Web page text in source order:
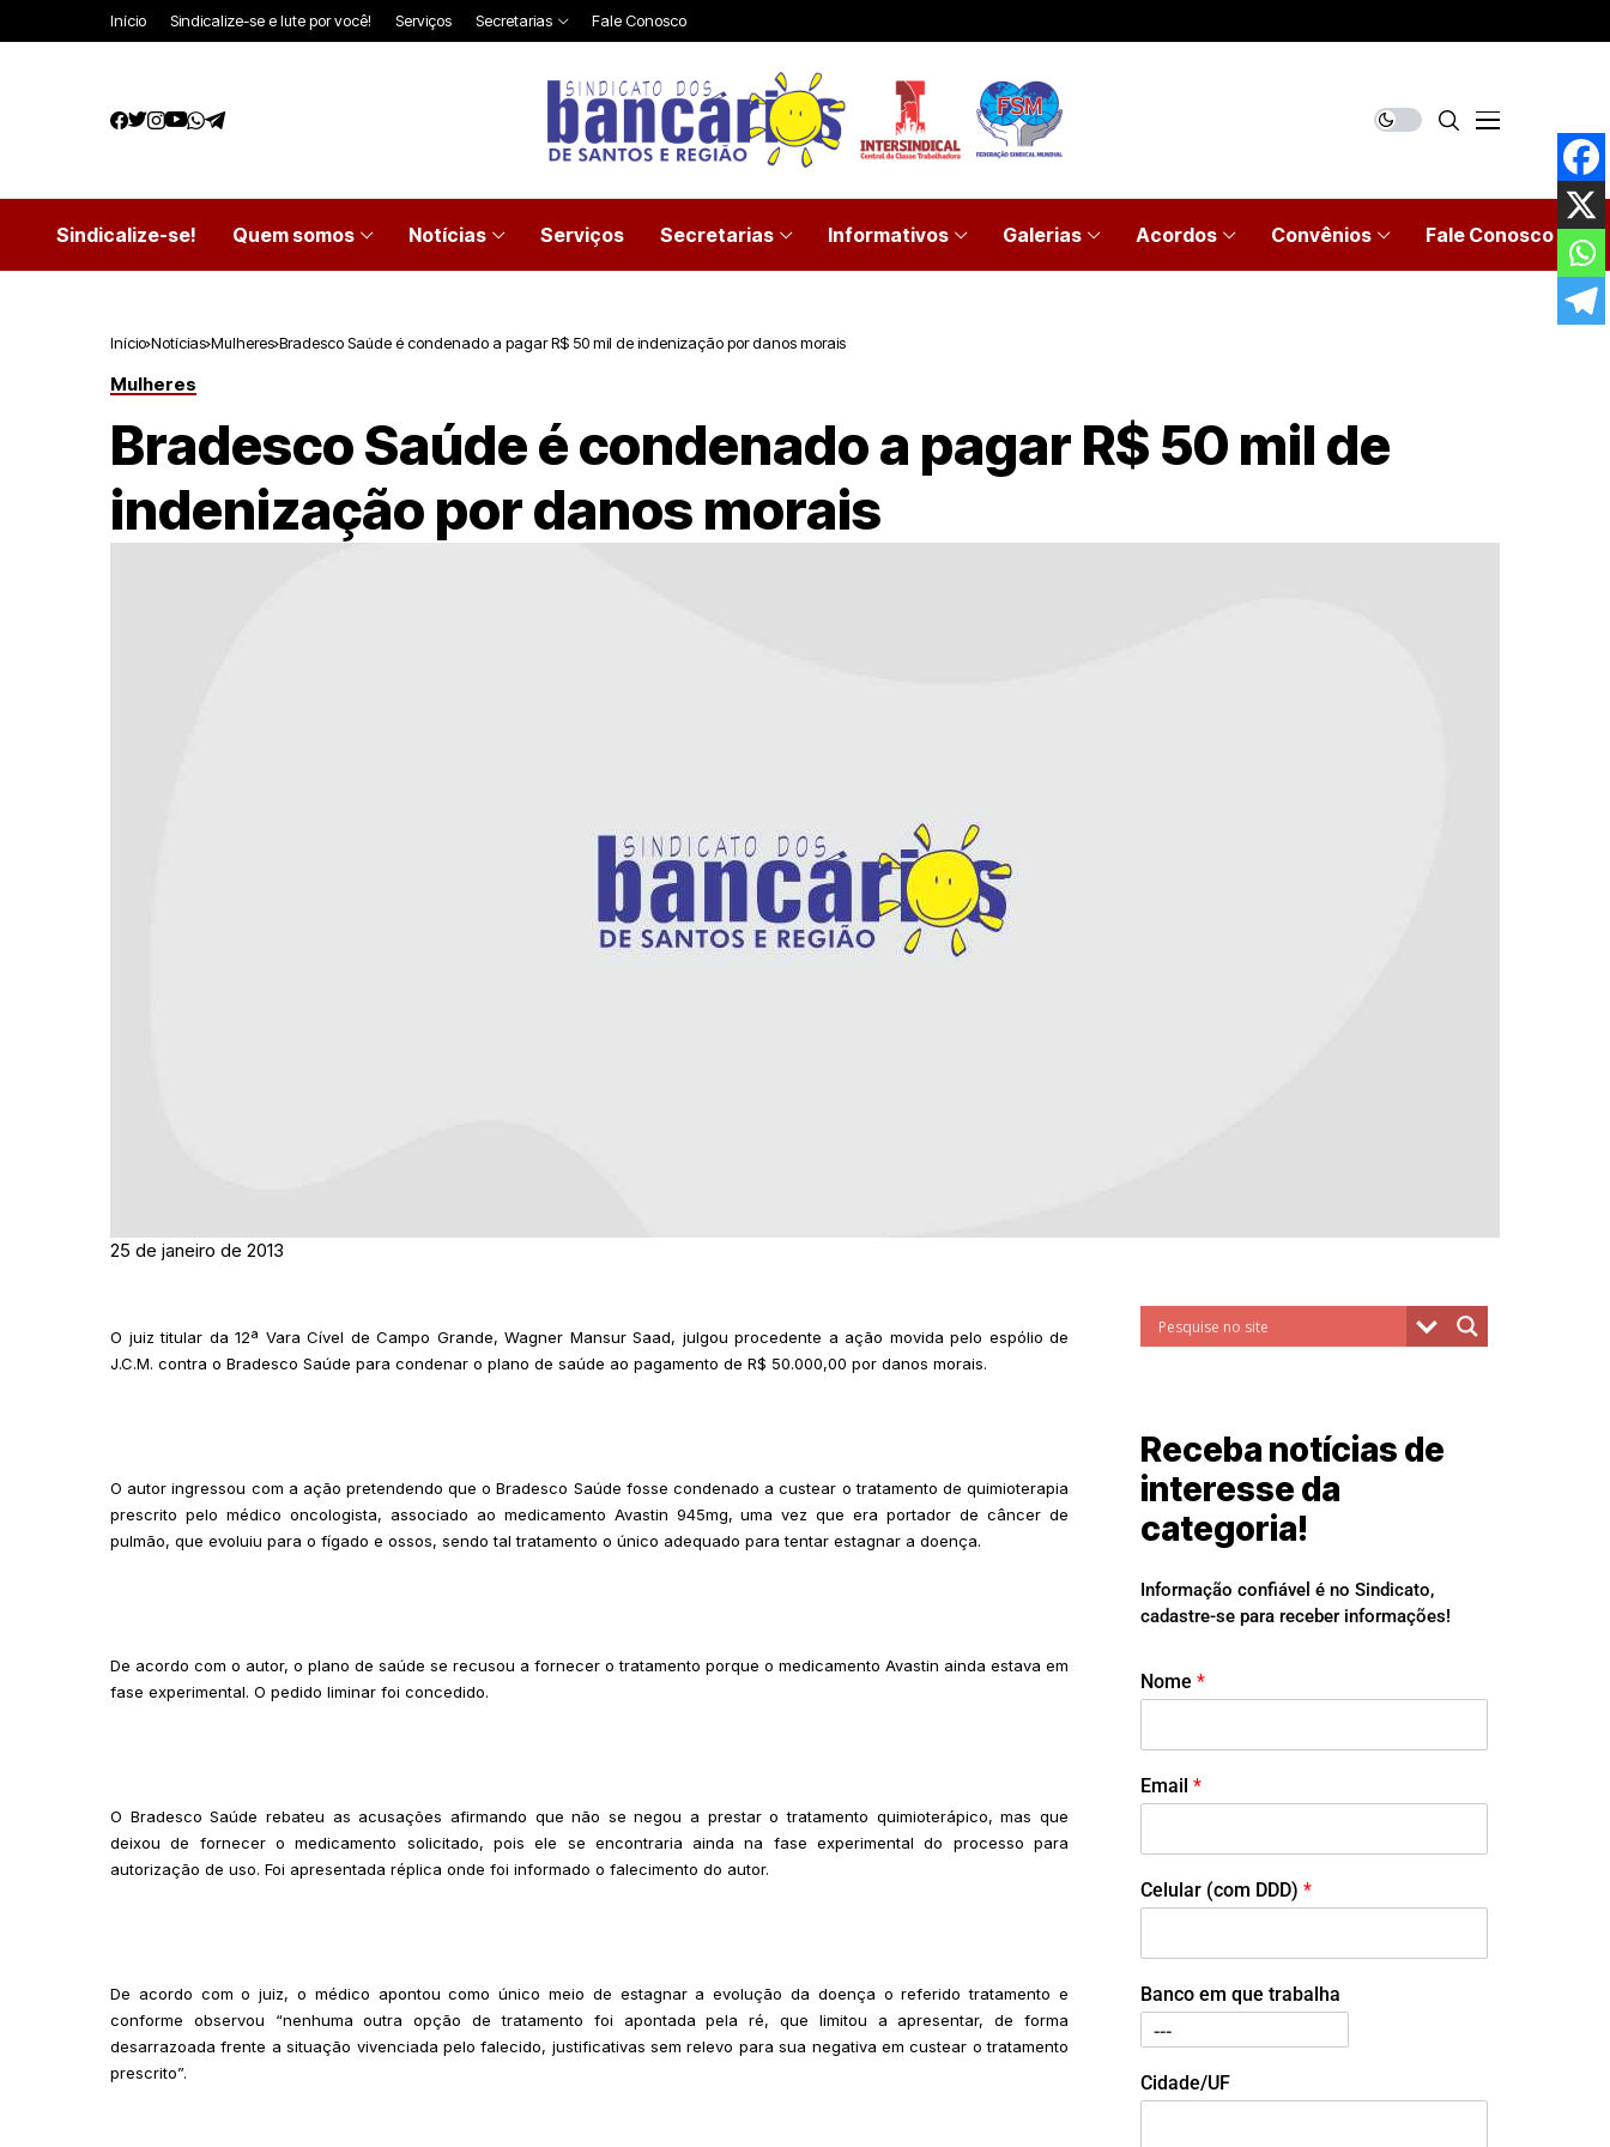
Início Sindicalize-se e lute por você! Serviços Secretarias Fale Conosco
Sindicalize-se! Quem somos Notícias Serviços Secretarias Informativos Galerias Acordos Convênios Fale Conosco
Início Notícias Mulheres Bradesco Saúde é condenado a pagar R$ 50 mil de indenização por danos morais
Mulheres
Bradesco Saúde é condenado a pagar R$ 50 mil de
indenização por danos morais
25 de janeiro de 2013
O juiz titular da 12ª Vara Cível de Campo Grande, Wagner Mansur Saad, julgou procedente a ação movida pelo espólio de
J.C.M. contra o Bradesco Saúde para condenar o plano de saúde ao pagamento de R$ 50.000,00 por danos morais.
O autor ingressou com a ação pretendendo que o Bradesco Saúde fosse condenado a custear o tratamento de quimioterapia
prescrito pelo médico oncologista, associado ao medicamento Avastin 945mg, uma vez que era portador de câncer de
pulmão, que evoluiu para o fígado e ossos, sendo tal tratamento o único adequado para tentar estagnar a doença.
De acordo com o autor, o plano de saúde se recusou a fornecer o tratamento porque o medicamento Avastin ainda estava em
fase experimental. O pedido liminar foi concedido.
O Bradesco Saúde rebateu as acusações afirmando que não se negou a prestar o tratamento quimioterápico, mas que
deixou de fornecer o medicamento solicitado, pois ele se encontraria ainda na fase experimental do processo para
autorização de uso. Foi apresentada réplica onde foi informado o falecimento do autor.
De acordo com o juiz, o médico apontou como único meio de estagnar a evolução da doença o referido tratamento e
conforme observou “nenhuma outra opção de tratamento foi apontada pela ré, que limitou a apresentar, de forma
desarrazoada frente a situação vivenciada pelo falecido, justificativas sem relevo para sua negativa em custear o tratamento
prescrito”.
Receba notícias de
interesse da
categoria!
Informação confiável é no Sindicato,
cadastre-se para receber informações!
Nome *
Email *
Celular (com DDD) *
Banco em que trabalha
Cidade/UF